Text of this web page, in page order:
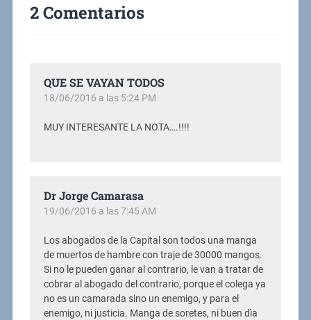
2 Comentarios
QUE SE VAYAN TODOS
18/06/2016 a las 5:24 PM
MUY INTERESANTE LA NOTA….!!!!
Dr Jorge Camarasa
19/06/2016 a las 7:45 AM
Los abogados de la Capital son todos una manga
de muertos de hambre con traje de 30000 mangos.
Si no le pueden ganar al contrario, le van a tratar de
cobrar al abogado del contrario, porque el colega ya
no es un camarada sino un enemigo, y para el
enemigo, ni justicia. Manga de soretes, ni buen dìa